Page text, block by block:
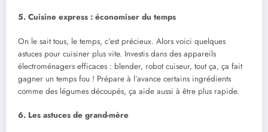
5. Cuisine express : économiser du temps
On le sait tous, le temps, c’est précieux. Alors voici quelques
astuces pour cuisiner plus vite. Investis dans des appareils
électroménagers efficaces : blender, robot cuiseur, tout ça, ça fait
gagner un temps fou ! Prépare à l’avance certains ingrédients
comme des légumes découpés, ça aide aussi à être plus rapide.
6. Les astuces de grand-mère